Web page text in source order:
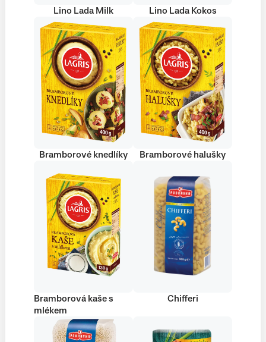
Lino Lada Milk Lino Lada Kokos
Bramborové knedlíky Bramborové halušky
Bramborová kaše s
mlékem
Chifferi